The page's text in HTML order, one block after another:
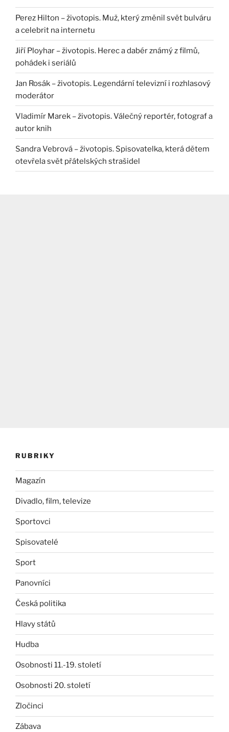
Perez Hilton – životopis. Muž, který změnil svět bulváru
a celebrit na internetu
Jiří Ployhar – životopis. Herec a dabér známý z filmů,
pohádek i seriálů
Jan Rosák – životopis. Legendární televizní i rozhlasový
moderátor
Vladimír Marek – životopis. Válečný reportér, fotograf a
autor knih
Sandra Vebrová – životopis. Spisovatelka, která dětem
otevřela svět přátelských strašidel
RUBRIKY
Magazín
Divadlo, film, televize
Sportovci
Spisovatelé
Sport
Panovníci
Česká politika
Hlavy států
Hudba
Osobnosti 11.-19. století
Osobnosti 20. století
Zločinci
Zábava